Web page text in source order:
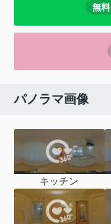
無料
パノラマ画像
キッチン